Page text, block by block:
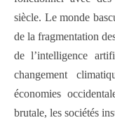
siècle. Le monde
de la fragmentation
de l’intelligence
changement
économies
brutale, les sociétés